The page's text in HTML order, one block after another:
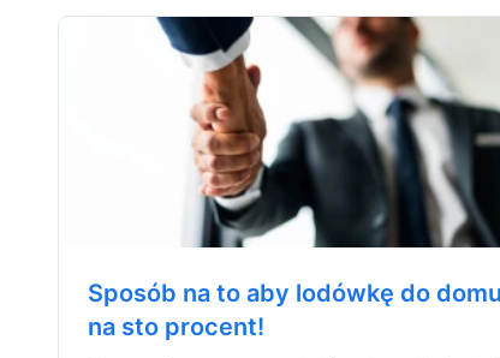
Sposób na to aby lodówkę do domu
na sto procent!